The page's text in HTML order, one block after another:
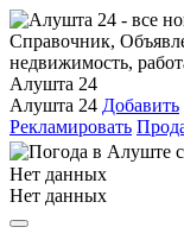
Алушта 24
Алушта 24 Добавить
Рекламировать
Нет данных
Нет данных